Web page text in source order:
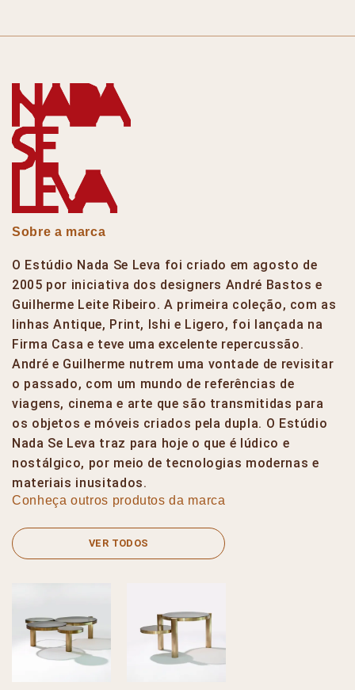
Sobre a marca
O Estúdio Nada Se Leva foi criado em agosto de
2005 por iniciativa dos designers André Bastos e
Guilherme Leite Ribeiro. A primeira coleção, com as
linhas Antique, Print, Ishi e Ligero, foi lançada na
Firma Casa e teve uma excelente repercussão.
André e Guilherme nutrem uma vontade de revisitar
o passado, com um mundo de referências de
viagens, cinema e arte que são transmitidas para
os objetos e móveis criados pela dupla. O Estúdio
Nada Se Leva traz para hoje o que é lúdico e
nostálgico, por meio de tecnologias modernas e
materiais inusitados.
Conheça outros produtos da marca
VER TODOS